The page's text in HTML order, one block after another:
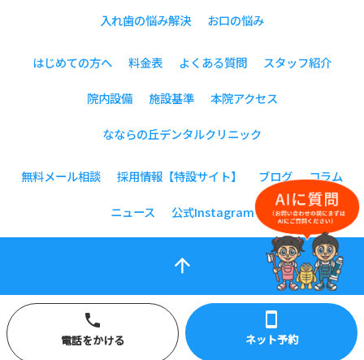
phone
電話をかける
smartphone
ネット予約
入れ歯の悩み解決 お口の悩み
はじめての方へ 料金表 よくある質問 スタッフ紹介
院内設備 施設基準 本院アクセス
なならの丘デンタルクリニック
無料メール相談 採用情報【特設サイト】 ブログ コラム
ニュース 公式Instagram
arrow_upward